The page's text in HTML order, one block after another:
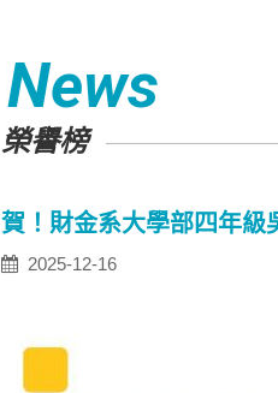
News
榮譽榜
賀！財金系大學部四年級
2025-12-16